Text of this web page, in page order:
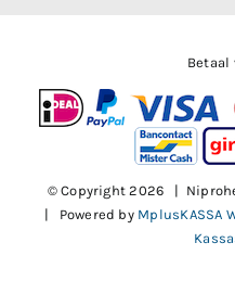
Betaal
© Copyright2026 |
| Powered by MplusKASSA